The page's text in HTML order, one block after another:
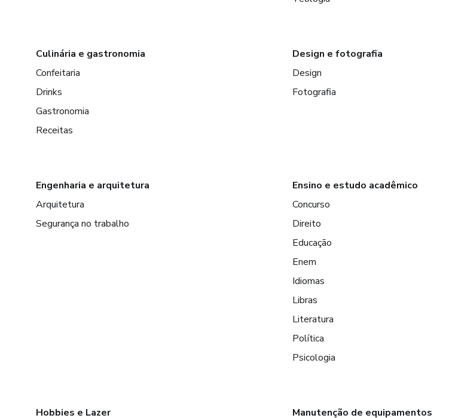
Culinária e gastronomia
Confeitaria
Drinks
Gastronomia
Receitas
Design e fotografia
Design
Fotografia
Engenharia e arquitetura
Arquitetura
Segurança no trabalho
Ensino e estudo acadêmico
Concurso
Direito
Educação
Enem
Idiomas
Libras
Literatura
Política
Psicologia
Hobbies e Lazer Manutenção de equipamentos